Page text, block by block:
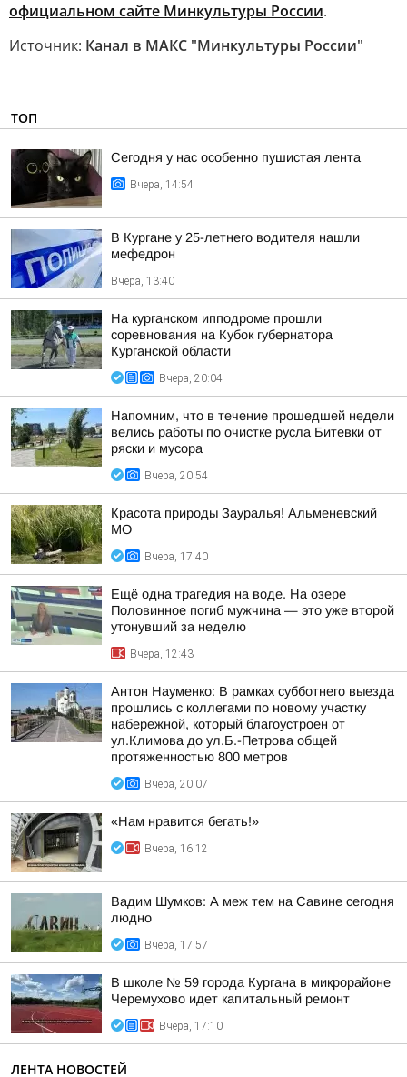
официальном сайте Минкультуры России.
Источник: Канал в МАКС "Минкультуры России"
ТОП
Сегодня у нас особенно пушистая лента
Вчера, 14:54
В Кургане у 25-летнего водителя нашли
мефедрон
Вчера, 13:40
На курганском ипподроме прошли
соревнования на Кубок губернатора
Курганской области
Вчера, 20:04
Напомним, что в течение прошедшей недели
велись работы по очистке русла Битевки от
ряски и мусора
Вчера, 20:54
Красота природы Зауралья! Альменевский
МО
Вчера, 17:40
Ещё одна трагедия на воде. На озере
Половинное погиб мужчина — это уже второй
утонувший за неделю
Вчера, 12:43
Антон Науменко: В рамках субботнего выезда
прошлись с коллегами по новому участку
набережной, который благоустроен от
ул.Климова до ул.Б.-Петрова общей
протяженностью 800 метров
Вчера, 20:07
«Нам нравится бегать!»
Вчера, 16:12
Вадим Шумков: А меж тем на Савине сегодня
людно
Вчера, 17:57
В школе № 59 города Кургана в микрорайоне
Черемухово идет капитальный ремонт
Вчера, 17:10
ЛЕНТА НОВОСТЕЙ